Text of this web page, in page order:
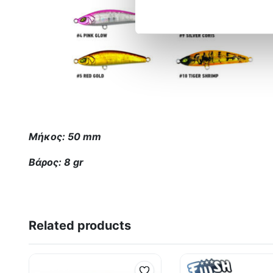
Μήκος: 50 mm
Βάρος: 8 gr
Related products